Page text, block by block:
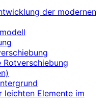
der modernen
Rotverschiebung
leichten Elemente im